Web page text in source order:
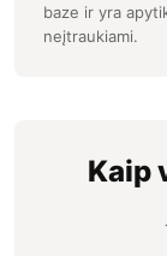
baze ir yra
neįtraukiami.
Kaip